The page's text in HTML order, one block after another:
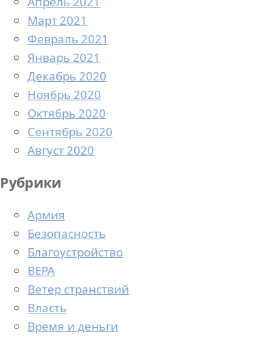
Март 2021
Февраль 2021
Январь 2021
Декабрь 2020
Ноябрь 2020
Октябрь 2020
Сентябрь 2020
Август 2020
Рубрики
Армия
Безопасность
Благоустройство
ВЕРА
Ветер странствий
Власть
Время и деньги